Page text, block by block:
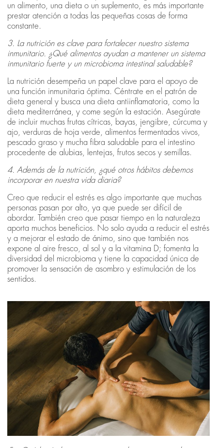
un alimento, una dieta o un suplemento, es más importante
prestar atención a todas las pequeñas cosas de forma
constante.
3. La nutrición es clave para fortalecer nuestro sistema
inmunitario. ¿Qué alimentos ayudan a mantener un sistema
inmunitario fuerte y un microbioma intestinal saludable?
La nutrición desempeña un papel clave para el apoyo de
una función inmunitaria óptima. Céntrate en el patrón de
dieta general y busca una dieta antiinflamatoria, como la
dieta mediterránea, y come según la estación. Asegúrate
de incluir muchas frutas cítricas, bayas, jengibre, cúrcuma y
ajo, verduras de hoja verde, alimentos fermentados vivos,
pescado graso y mucha fibra saludable para el intestino
procedente de alubias, lentejas, frutos secos y semillas.
4. Además de la nutrición, ¿qué otros hábitos debemos
incorporar en nuestra vida diaria?
Creo que reducir el estrés es algo importante que muchas
personas pasan por alto, ya que puede ser difícil de
abordar. También creo que pasar tiempo en la naturaleza
aporta muchos beneficios. No solo ayuda a reducir el estrés
y a mejorar el estado de ánimo, sino que también nos
expone al aire fresco, al sol y a la vitamina D; fomenta la
diversidad del microbioma y tiene la capacidad única de
promover la sensación de asombro y estimulación de los
sentidos.